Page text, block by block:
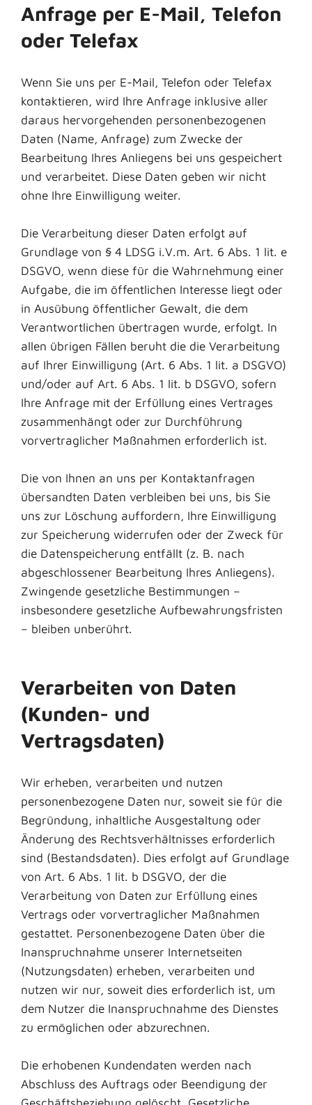
Anfrage per E-Mail, Telefon
oder Telefax
Wenn Sie uns per E-Mail, Telefon oder Telefax
kontaktieren, wird Ihre Anfrage inklusive aller
daraus hervorgehenden personenbezogenen
Daten (Name, Anfrage) zum Zwecke der
Bearbeitung Ihres Anliegens bei uns gespeichert
und verarbeitet. Diese Daten geben wir nicht
ohne Ihre Einwilligung weiter.
Die Verarbeitung dieser Daten erfolgt auf
Grundlage von § 4 LDSG i.V.m. Art. 6 Abs. 1 lit. e
DSGVO, wenn diese für die Wahrnehmung einer
Aufgabe, die im öffentlichen Interesse liegt oder
in Ausübung öffentlicher Gewalt, die dem
Verantwortlichen übertragen wurde, erfolgt. In
allen übrigen Fällen beruht die die Verarbeitung
auf Ihrer Einwilligung (Art. 6 Abs. 1 lit. a DSGVO)
und/oder auf Art. 6 Abs. 1 lit. b DSGVO, sofern
Ihre Anfrage mit der Erfüllung eines Vertrages
zusammenhängt oder zur Durchführung
vorvertraglicher Maßnahmen erforderlich ist.
Die von Ihnen an uns per Kontaktanfragen
übersandten Daten verbleiben bei uns, bis Sie
uns zur Löschung auffordern, Ihre Einwilligung
zur Speicherung widerrufen oder der Zweck für
die Datenspeicherung entfällt (z. B. nach
abgeschlossener Bearbeitung Ihres Anliegens).
Zwingende gesetzliche Bestimmungen –
insbesondere gesetzliche Aufbewahrungsfristen
– bleiben unberührt.
Verarbeiten von Daten
(Kunden- und
Vertragsdaten)
Wir erheben, verarbeiten und nutzen
personenbezogene Daten nur, soweit sie für die
Begründung, inhaltliche Ausgestaltung oder
Änderung des Rechtsverhältnisses erforderlich
sind (Bestandsdaten). Dies erfolgt auf Grundlage
von Art. 6 Abs. 1 lit. b DSGVO, der die
Verarbeitung von Daten zur Erfüllung eines
Vertrags oder vorvertraglicher Maßnahmen
gestattet. Personenbezogene Daten über die
Inanspruchnahme unserer Internetseiten
(Nutzungsdaten) erheben, verarbeiten und
nutzen wir nur, soweit dies erforderlich ist, um
dem Nutzer die Inanspruchnahme des Dienstes
zu ermöglichen oder abzurechnen.
Die erhobenen Kundendaten werden nach
Abschluss des Auftrags oder Beendigung der